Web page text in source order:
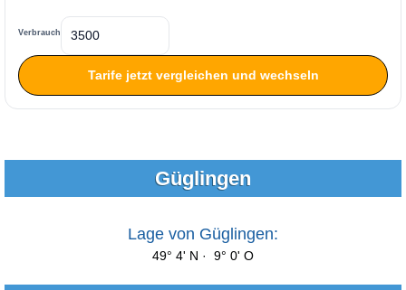
Verbrauch
Tarife jetzt vergleichen und wechseln
Güglingen
Lage von Güglingen:
49° 4' N · 9° 0' O